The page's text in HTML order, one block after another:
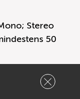
Stereo
50